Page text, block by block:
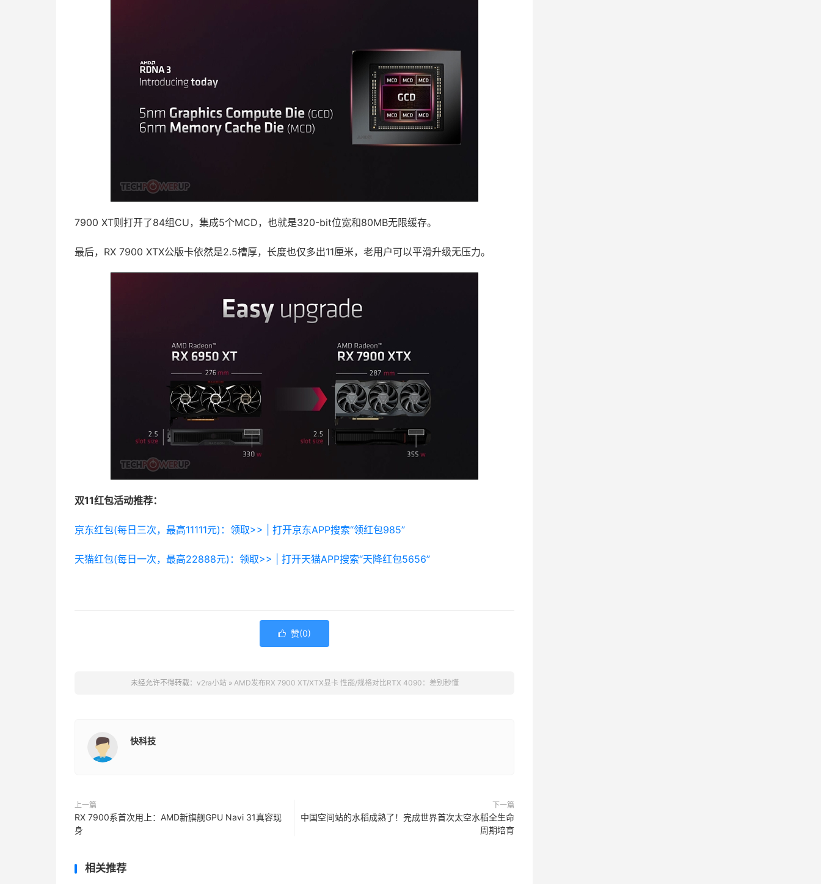
7900 XT则打开了84组CU，集成5个MCD，也就是320-bit位宽和80MB无限缓存。
最后，RX 7900 XTX公版卡依然是2.5槽厚，长度也仅多出11厘米，老用户可以平滑升级无压力。
双11红包活动推荐：
京东红包(每日三次，最高11111元)：领取>> | 打开京东APP搜索“领红包985”
天猫红包(每日一次，最高22888元)：领取>> | 打开天猫APP搜索“天降红包5656”
 赞(0)
未经允许不得转载： v2ra小站» AMD发布RX 7900 XT/XTX显卡 性能/规格对比RTX 4090：差别秒懂
快科技
上一篇
RX 7900系首次用上：AMD新旗舰GPU Navi 31真容现
身
下一篇
中国空间站的水稻成熟了！完成世界首次太空水稻全生命
周期培育
相关推荐